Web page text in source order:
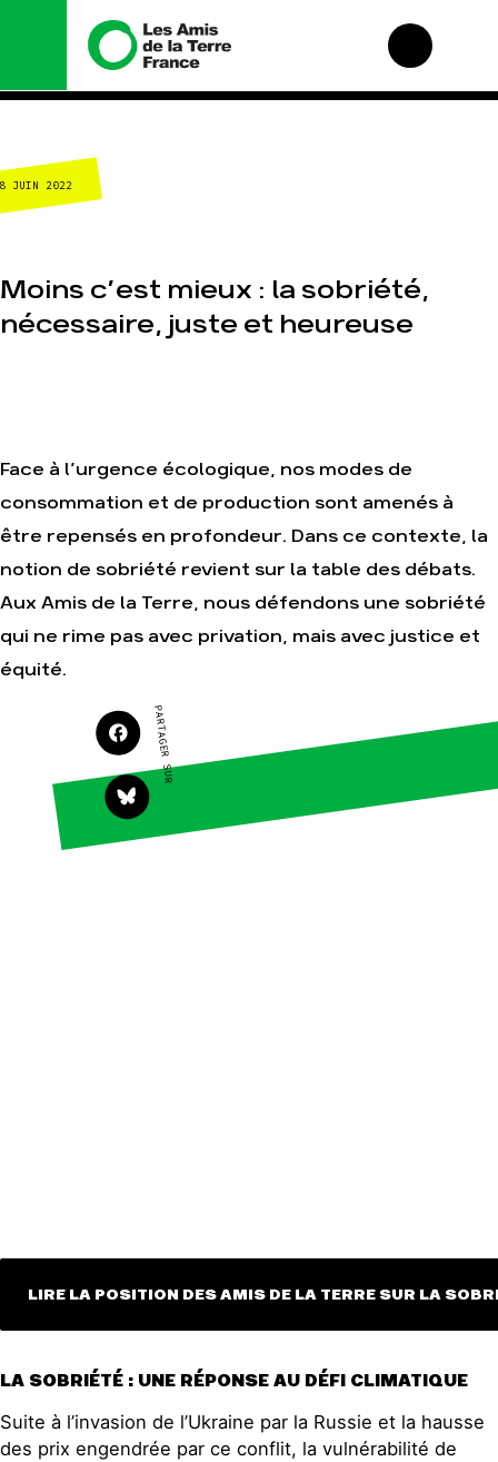
Nous connaître
Histoire
Valeurs
Équipes et
fonctionnement
de la Terre
Mode : une tendance
destructrice
Gaz au Mozambique,
Faire un don
S'engager sur le
terrain
campagnes
Transmettre tout ou
partie de son
patrimoine
Télécharger
gratuitement les
guides éco-citoyens
Climat – Énergie
Surproduction
Agriculture
Forêts
8 JUIN 2022
Moins c’est mieux : la sobriété,
nécessaire, juste et heureuse
Face à l’urgence écologique, nos modes de
consommation et de production sont amenés à
être repensés en profondeur. Dans ce contexte, la
notion de sobriété revient sur la table des débats.
Aux Amis de la Terre, nous défendons une sobriété
qui ne rime pas avec privation, mais avec justice et
équité.
PARTAGER SUR
LIRE LA POSITION DES AMIS DE LA TERRE SUR LA
LA SOBRIÉTÉ : UNE RÉPONSE AU DÉFI CLIMATIQUE
Suite à l’invasion de l’Ukraine par la Russie et la hausse
des prix engendrée par ce conflit, la vulnérabilité de